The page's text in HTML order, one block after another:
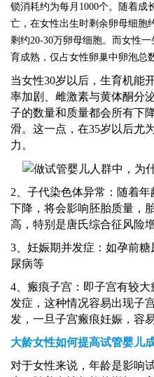
锁消耗约为每月 1000个。随着成
亡，在女性出生时剩余卵母细胞
剩约20-30万卵母细胞。而女性
育成熟，仅占女性卵巢中卵泡总
当女性30岁以后，生育机能
率加剧、雌激素与黄体酮分
子的数量和质量都会所有下
滑。这一点，在35岁以后尤
力。
2、子代染色体异常：随着
下降，将会影响胚胎质量，
高，特别是唐氏综合征风险增
3、妊娠期并发症：如孕前
尿病等
4、瘢痕子宫：即子宫有较
发症，这种情况容易出现子
发，一旦子宫瘢痕妊娠，容
大龄女性如何提高试管婴儿
对于女性来说，年龄是影响